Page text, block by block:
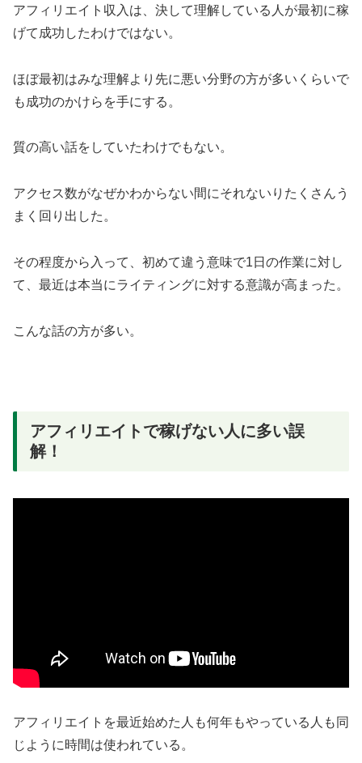
アフィリエイト収入は、決して理解している人が最初に稼
げて成功したわけではない。
ほぼ最初はみな理解より先に悪い分野の方が多いくらいで
も成功のかけらを手にする。
質の高い話をしていたわけでもない。
アクセス数がなぜかわからない間にそれないりたくさんう
まく回り出した。
その程度から入って、初めて違う意味で1日の作業に対し
て、最近は本当にライティングに対する意識が高まった。
こんな話の方が多い。
アフィリエイトで稼げない人に多い誤
解！
アフィリエイトを最近始めた人も何年もやっている人も同
じように時間は使われている。